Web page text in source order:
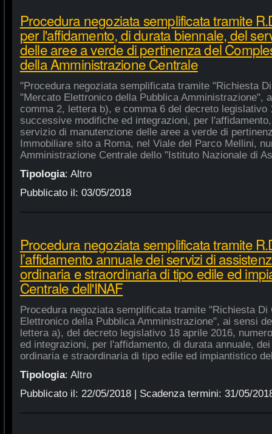
Procedura negoziata semplificata tramite
per l'affidamento, di durata biennale, del
delle aree a verde di pertinenza del
della Amministrazione Centrale
"Procedura negoziata semplificata tramite "Richiesta
"Mercato Elettronico della Pubblica Amministrazione",
comma 2, lettera b), e comma 6 del decreto legislativo
successive modifiche ed integrazioni, per
servizio di manutenzione delle aree a verde di
Immobiliare sito a Roma, nel Viale del Parco Mellini,
Amministrazione Centrale dello "Istituto Nazionale di
Tipologia: Altro
Pubblicato il: 03/05/2018
Procedura negoziata semplificata tramite
l’affidamento annuale dei servizi di
ordinaria e straordinaria di tipo edile ed
Centrale dell'INAF
Procedura negoziata semplificata tramite "Richiesta
Elettronico della Pubblica Amministrazione", ai sensi
lettera a), del decreto legislativo 18 aprile 2016,
ed integrazioni, per l'affidamento, di durata annuale,
ordinaria e straordinaria di tipo edile ed impiantistico
Tipologia: Altro
Pubblicato il: 22/05/2018| Scadenza termini: 31/05/